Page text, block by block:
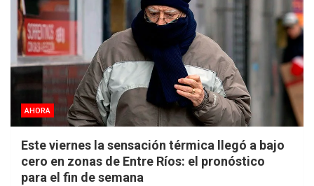
AHORA
Este viernes la sensación térmica llegó a bajo
cero en zonas de Entre Ríos: el pronóstico
para el fin de semana